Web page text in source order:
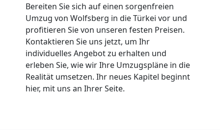
Bereiten Sie sich auf einen sorgenfreien
Umzug von Wolfsberg in die Türkei vor und
profitieren Sie von unseren festen Preisen.
Kontaktieren Sie uns jetzt, um Ihr
individuelles Angebot zu erhalten und
erleben Sie, wie wir Ihre Umzugspläne in die
Realität umsetzen. Ihr neues Kapitel beginnt
hier, mit uns an Ihrer Seite.
Wolfsberg
Umzug
für